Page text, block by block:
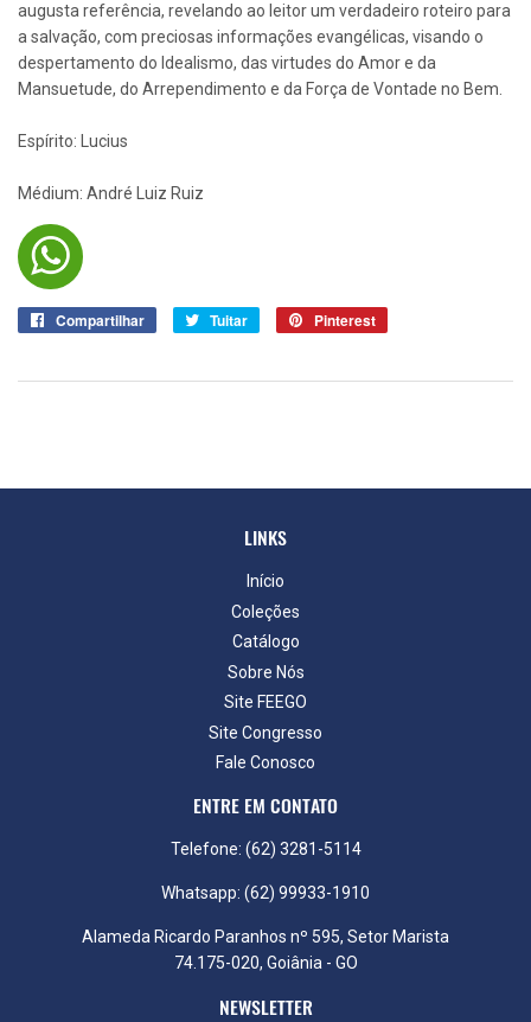
augusta referência, revelando ao leitor um verdadeiro roteiro para
a salvação, com preciosas informações evangélicas, visando o
despertamento do Idealismo, das virtudes do Amor e da
Mansuetude, do Arrependimento e da Força de Vontade no Bem.
Espírito: Lucius
Médium: André Luiz Ruiz
Compartilhar
Compartilhar
Tuitar Tuitar Pinterest
LINKS
Início
Coleções
Catálogo
Sobre Nós
Site FEEGO
Site Congresso
Fale Conosco
ENTRE EM CONTATO
Telefone: (62) 3281-5114
Whatsapp: (62) 99933-1910
Alameda Ricardo Paranhos nº 595, Setor Marista
74.175-020, Goiânia - GO
NEWSLETTER